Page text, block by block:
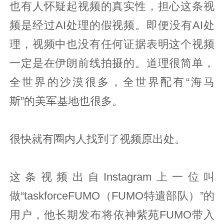
也有人怀疑起视频的真实性，担心这条视
频是经过AI处理的假视频。即便没有AI处
理，视频中也没有任何证据表明这个视频
一定是在伊朗前线拍摄的。道理很简单，
全世界的沙漠很多，全世界配有“海马
斯”的美军基地也很多。
很快就有圈内人找到了视频原出处。
这条视频出自Instagram上一位叫
做“taskforceFUMO（FUMO特遣部队）”的
用户，他长期发布将依神紫苑FUMO带入